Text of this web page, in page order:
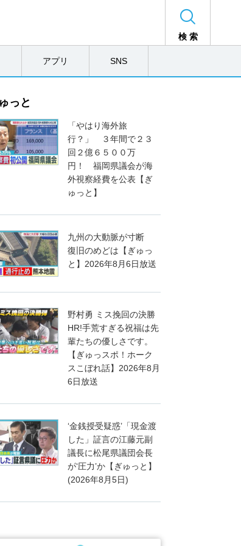
検 索
アプリ SNS
っと
「やはり海外旅
行？」 ３年間で２３
回２億６５００万
円！ 福岡県議会が海
外視察経費を公表【ぎ
ゅっと】
九州の大動脈が寸断
復旧のめどは【ぎゅっ
と】2026年8月6日放送
野村勇 ミス挽回の決勝
HR!手荒すぎる祝福は先
輩たちの優しさです。
【ぎゅっスポ！ホーク
スこぼれ話】2026年8月
6日放送
‘金銭授受疑惑’「現金渡
した」証言の江藤元副
議長に松尾県議団会長
が‘圧力’か【ぎゅっと】
(2026年8月5日)